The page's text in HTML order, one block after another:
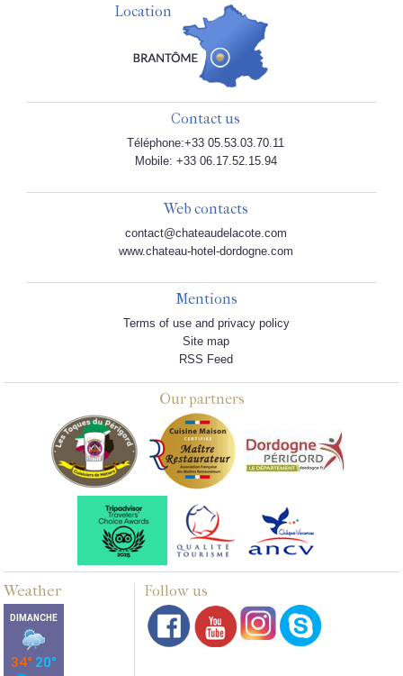
Location
Contact us
Téléphone:+33 05.53.03.70.11
Mobile: +33 06.17.52.15.94
Web contacts
contact@chateaudelacote.com
www.chateau-hotel-dordogne.com
Mentions
Terms of use and privacy policy
Site map
RSS Feed
Our partners
Weather Follow us